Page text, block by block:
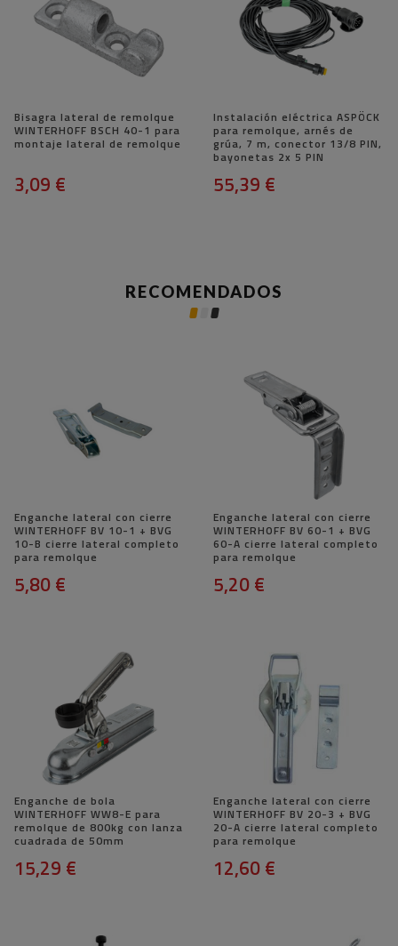
Bisagra lateral de remolque
WINTERHOFF BSCH 40-1 para
montaje lateral de remolque
3,09 €
Instalación eléctrica ASPÖCK
para remolque, arnés de
grúa, 7 m, conector 13/8 PIN,
bayonetas 2x 5 PIN
55,39 €
RECOMENDADOS
Enganche lateral con cierre
WINTERHOFF BV 10-1 + BVG
10-B cierre lateral completo
para remolque
5,80 €
Enganche lateral con cierre
WINTERHOFF BV 60-1 + BVG
60-A cierre lateral completo
para remolque
5,20 €
Enganche de bola
WINTERHOFF WW8-E para
remolque de 800kg con lanza
cuadrada de 50mm
15,29 €
Enganche lateral con cierre
WINTERHOFF BV 20-3 + BVG
20-A cierre lateral completo
para remolque
12,60 €